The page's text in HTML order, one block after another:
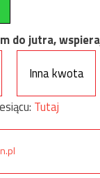
do jutra,
Inna kwota
Tutaj